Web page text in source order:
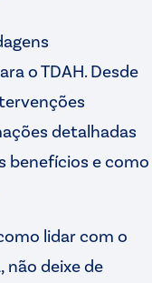
o TDAH. Desde
detalhadas
benefícios e como
lidar com o
não deixe de